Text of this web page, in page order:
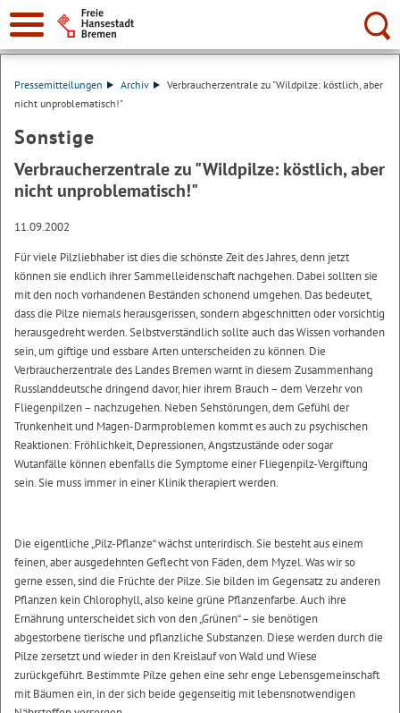
Suche:
Pressemitteilungen Archiv
Verbraucherzentrale zu "Wildpilze: köstlich, aber
nicht unproblematisch!"
Sonstige
Verbraucherzentrale zu "Wildpilze: köstlich, aber
nicht unproblematisch!"
11.09.2002
Für viele Pilzliebhaber ist dies die schönste Zeit des Jahres, denn jetzt
können sie endlich ihrer Sammelleidenschaft nachgehen. Dabei sollten sie
mit den noch vorhandenen Beständen schonend umgehen. Das bedeutet,
dass die Pilze niemals herausgerissen, sondern abgeschnitten oder vorsichtig
herausgedreht werden. Selbstverständlich sollte auch das Wissen vorhanden
sein, um giftige und essbare Arten unterscheiden zu können. Die
Verbraucherzentrale des Landes Bremen warnt in diesem Zusammenhang
Russlanddeutsche dringend davor, hier ihrem Brauch – dem Verzehr von
Fliegenpilzen – nachzugehen. Neben Sehstörungen, dem Gefühl der
Trunkenheit und Magen-Darmproblemen kommt es auch zu psychischen
Reaktionen: Fröhlichkeit, Depressionen, Angstzustände oder sogar
Wutanfälle können ebenfalls die Symptome einer Fliegenpilz-Vergiftung
sein. Sie muss immer in einer Klinik therapiert werden.
Die eigentliche „Pilz-Pflanze“ wächst unterirdisch. Sie besteht aus einem
feinen, aber ausgedehnten Geflecht von Fäden, dem Myzel. Was wir so
gerne essen, sind die Früchte der Pilze. Sie bilden im Gegensatz zu anderen
Pflanzen kein Chlorophyll, also keine grüne Pflanzenfarbe. Auch ihre
Ernährung unterscheidet sich von den „Grünen“ – sie benötigen
abgestorbene tierische und pflanzliche Substanzen. Diese werden durch die
Pilze zersetzt und wieder in den Kreislauf von Wald und Wiese
zurückgeführt. Bestimmte Pilze gehen eine sehr enge Lebensgemeinschaft
mit Bäumen ein, in der sich beide gegenseitig mit lebensnotwendigen